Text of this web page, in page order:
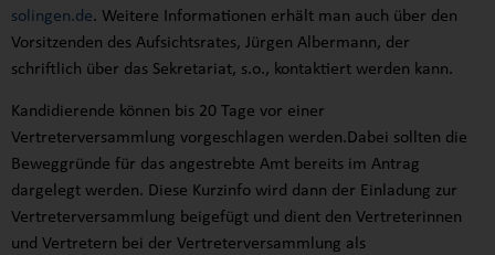
solingen.de. Weitere Informationen erhält man auch über den
Vorsitzenden des Aufsichtsrates, Jürgen Albermann, der
schriftlich über das Sekretariat, s.o., kontaktiert werden kann.
Kandidierende können bis 20 Tage vor einer
Vertreterversammlung vorgeschlagen werden.Dabei sollten die
Beweggründe für das angestrebte Amt bereits im Antrag
dargelegt werden. Diese Kurzinfo wird dann der Einladung zur
Vertreterversammlung beigefügt und dient den Vertreterinnen
und Vertretern bei der Vertreterversammlung als